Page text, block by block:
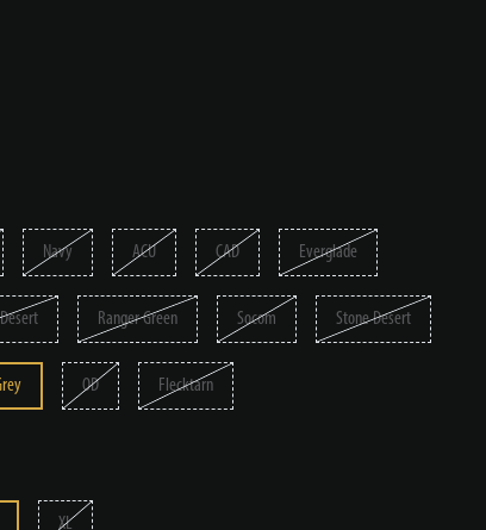
Navy ACU CAD Everglade
Ranger Green Socom Stone Desert
OD Flecktarn
XL